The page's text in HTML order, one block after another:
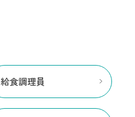
給食調理員